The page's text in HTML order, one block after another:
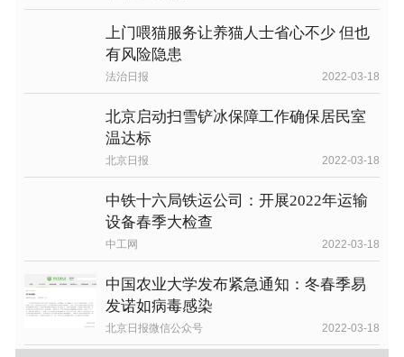
上门喂猫服务让养猫人士省心不少 但也
有风险隐患
法治日报 2022-03-18
北京启动扫雪铲冰保障工作确保居民室
温达标
北京日报 2022-03-18
中铁十六局铁运公司：开展2022年运输
设备春季大检查
中工网 2022-03-18
中国农业大学发布紧急通知：冬春季易
发诺如病毒感染
北京日报微信公众号 2022-03-18